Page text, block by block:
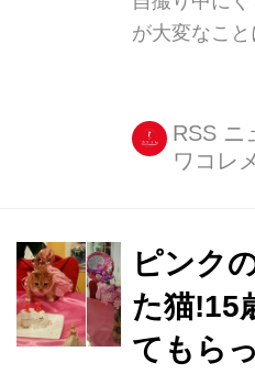
が大変なこと
RSS ニ
ワコレ
ピンク
た猫!15
てもら